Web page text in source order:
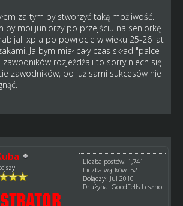
za tym by stworzyć taką możliwość.
by moi juniorzy po przejściu na seniorkę
xp a po powrocie w wieku 25-26 lat
Ja bym miał cały czas skład "palce
zawodników rozjeżdżali to sorry niech się
zawodników, bo już sami sukcesów nie
Liczba postów: 1,741
Liczba wątków: 52
Dołączył: Jul 2010
Drużyna: GoodFells Leszno